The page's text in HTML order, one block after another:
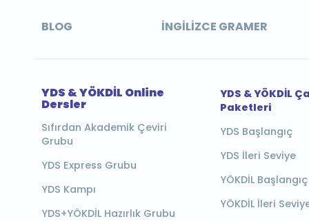
BLOG İNGILIZCE GRAMER
YDS & YÖKDİL Online
Dersler
Sıfırdan Akademik Çeviri
Grubu
YDS Express Grubu
YDS Kampı
YDS+YÖKDİL Hazırlık Grubu
YDS & YÖKDİL
Paketleri
YDS Başlangıç
YDS İleri Seviye
YÖKDİL Başlangıç
YÖKDİL İleri